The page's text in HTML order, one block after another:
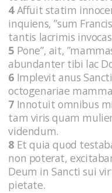
4Affuit statim
inquiens, ”sum
tantis lacrimis
5 Pone”, ait,
abundanter tibi lac
6 Implevit anus
octogenariae
7 Innotuit omnibus
tam viris quam
videndum.
8 Et quia quod
non poterat,
Deum in Sancti sui
pietate.